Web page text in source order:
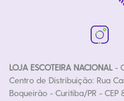
LOJA ESCOTEIRA NACIONAL-
Centro de Distribuição: Rua
Boqueirão - Curitiba/PR - CEP